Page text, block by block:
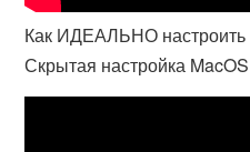
Как ИДЕАЛЬНО настроить
Скрытая настройка MacOS